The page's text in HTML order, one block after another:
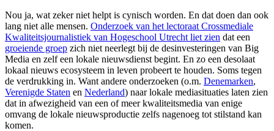
Nou ja, wat zeker niet helpt is cynisch worden. En dat doen dan ook
lang niet alle mensen. Onderzoek van het lectoraat Crossmediale
Kwaliteitsjournalistiek van Hogeschool Utrecht liet zien dat een
groeiende groep zich niet neerlegt bij de desinvesteringen van Big
Media en zelf een lokale nieuwsdienst begint. En zo een desolaat
lokaal nieuws ecosysteem in leven probeert te houden. Soms tegen
de verdrukking in. Want andere onderzoeken (o.m. Denemarken,
Verenigde Staten en Nederland) naar lokale mediasituaties laten zien
dat in afwezigheid van een of meer kwaliteitsmedia van enige
omvang de lokale nieuwsproductie zelfs nagenoeg tot stilstand kan
komen.